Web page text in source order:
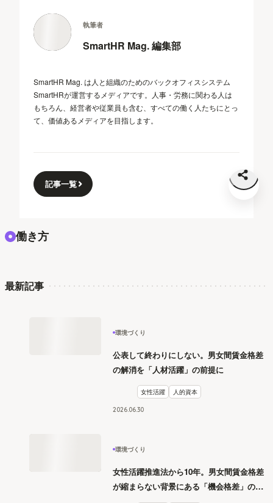
執筆者
SmartHR Mag. 編集部
SmartHR Mag. は人と組織のためのバックオフィスシステム
SmartHRが運営するメディアです。人事・労務に関わる人は
もちろん、経営者や従業員も含む、すべての働く人たちにとっ
て、価値あるメディアを目指します。
記事一覧
働き方
最新記事
環境づくり
公表して終わりにしない。男女間賃金格差
の解消を「人材活躍」の前提に
女性活躍 人的資本
2026 0630
環境づくり
女性活躍推進法から10年。男女間賃金格差
が縮まらない背景にある「機会格差」の構